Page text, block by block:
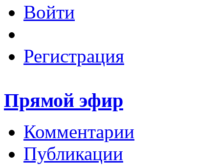
Войти
Регистрация
Прямой эфир
Комментарии
Публикации